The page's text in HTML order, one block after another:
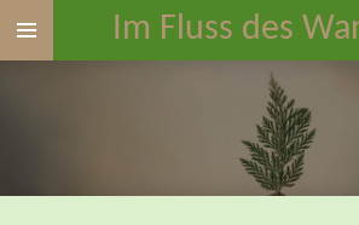
Zum
Hauptinhalt
Im Fluss des